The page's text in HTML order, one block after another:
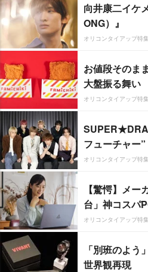
向井康二イケ
ONG）』
オリコンタイアップ特集
お値段そのま
大盤振る舞い
オリコンタイアップ特集
フューチャー”
オリコンタイアップ特集
【驚愕】メ
台」神コスパ
オリコンタイアップ特集
「別班のよ
世界観再現